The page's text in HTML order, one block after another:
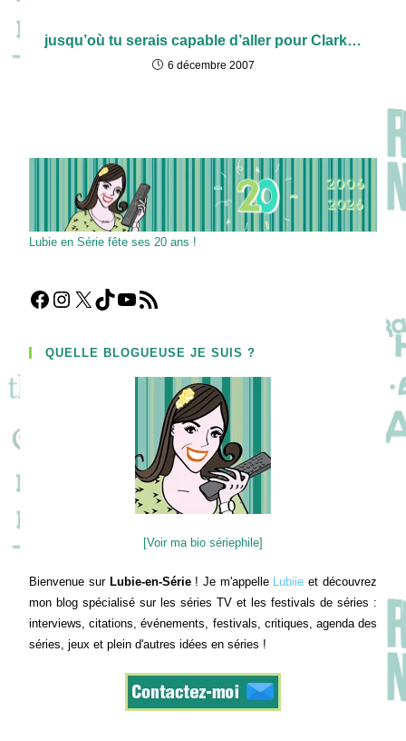
jusqu’où tu serais capable d’aller pour Clark…
6 décembre 2007
Lubie en Série fête ses 20 ans !
Facebook
Instagram
X TikTokYouTube
Flux RSS
QUELLE BLOGUEUSE JE SUIS ?
[Voir ma bio sériephile]
Bienvenue sur Lubie-en-Série! Je m'appelle Lubiie et découvrez
mon blog spécialisé sur les séries TV et les festivals de séries :
interviews, citations, événements, festivals, critiques, agenda des
séries, jeux et plein d'autres idées en séries !